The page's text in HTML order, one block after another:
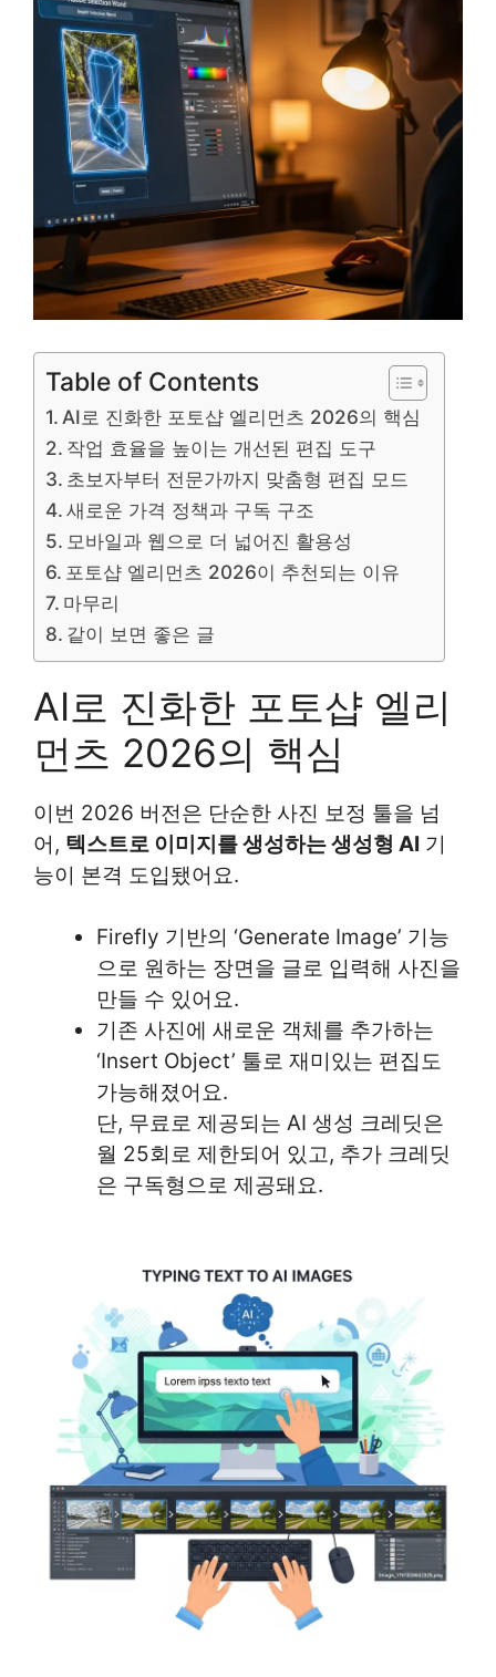
Table of Contents
AI로 진화한 포토샵 엘리먼츠 2026의 핵심
작업 효율을 높이는 개선된 편집 도구
초보자부터 전문가까지 맞춤형 편집 모드
새로운 가격 정책과 구독 구조
모바일과 웹으로 더 넓어진 활용성
포토샵 엘리먼츠 2026이 추천되는 이유
마무리
같이 보면 좋은 글
AI로 진화한 포토샵 엘리
먼츠 2026의 핵심
이번 2026 버전은 단순한 사진 보정 툴을 넘
어, 텍스트로 이미지를 생성하는 생성형 AI 기
능이 본격 도입됐어요.
Firefly 기반의 ‘Generate Image’ 기능
으로 원하는 장면을 글로 입력해 사진을
만들 수 있어요.
기존 사진에 새로운 객체를 추가하는
‘Insert Object’ 툴로 재미있는 편집도
가능해졌어요.
단, 무료로 제공되는 AI 생성 크레딧은
월 25회로 제한되어 있고, 추가 크레딧
은 구독형으로 제공돼요.